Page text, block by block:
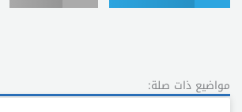
مواضيع ذات صلة: